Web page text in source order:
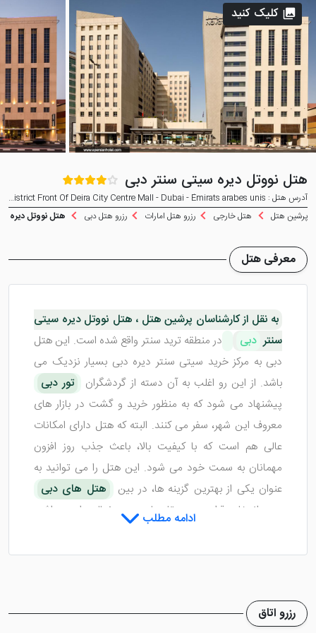
هتل نووتل دیره سیتی سنتر دبی
آدرس هتل : 8Th Street Port Saeed District Front Of Deira City Centre Mall - Dubai - Émirats arabes unis
پرشین هتل
هتل خارجی رزرو هتل امارات رزرو هتل دبی هتل نووتل دیره
کلیک کنید
معرفی هتل
به نقل از کارشناسان پرشین هتل ، هتل نووتل دیره سیتی
سنتر دبی
در منطقه ترید سنتر واقع شده است. این هتل
دبی به مرکز خرید سیتی سنتر دیره دبی بسیار نزدیک می
باشد. از این رو اغلب به آن دسته از گردشگران
تور دبی
پیشنهاد می شود که به منظور خرید و گشت در بازار های
معروف این شهر، سفر می کنند. البته که هتل دارای امکانات
عالی هم است که با کیفیت بالا، باعث جذب روز افزون
مهمانان به سمت خود می شود. این هتل را می توانید به
عنوان یکی از بهترین گزینه ها، در بین
هتل های دبی
مورد انتخاب قرار دهید و تا زمان ورود، خیالی راحت داشته
سنتر دبی
ادامه مطلب
رزرو اتاق